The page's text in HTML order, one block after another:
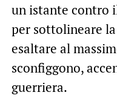
un istante contro
per sottolineare
esaltare al
sconfiggono,
guerriera.